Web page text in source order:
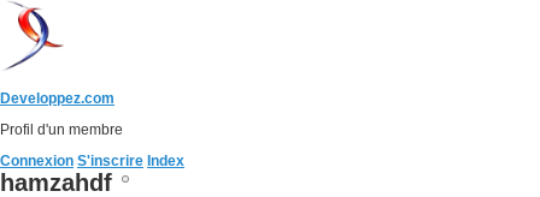
Developpez.com
Profil d'un membre
Connexion S'inscrire Index
hamzahdf